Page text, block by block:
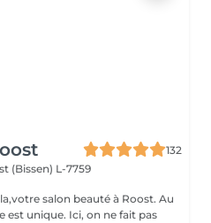
132
(Bissen) L-7759
salon beauté à Roost. Au
on ne fait pas